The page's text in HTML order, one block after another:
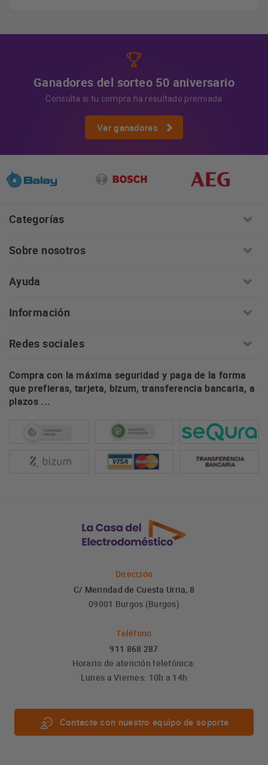
Ganadores del sorteo 50 aniversario
Consulta si tu compra ha resultado premiada
Ver ganadores
Categorías
Sobre nosotros
Ayuda
Información
Redes sociales
Compra con la máxima seguridad y paga de la forma
que prefieras, tarjeta, bizum, transferencia bancaria, a
plazos ...
Dirección
C/ Merindad de Cuesta Urria, 8
09001 Burgos (Burgos)
Teléfono
911 868 287
Horario de atención telefónica:
Lunes a Viernes: 10h a 14h
Contacte con nuestro equipo de soporte